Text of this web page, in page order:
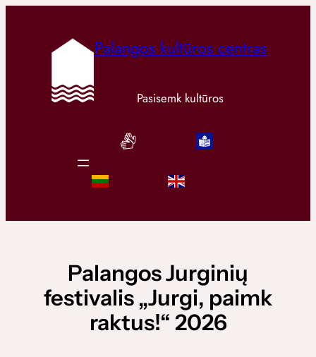
Palangos kultūros centras
Pasisemk kultūros
Palangos Jurginių
festivalis „Jurgi, paimk
raktus!“ 2026